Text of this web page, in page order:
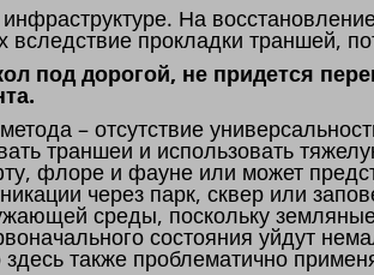
На
прокладки траншей,
под дорогой, не придется
– отсутствие
траншеи и использовать
флоре и фауне или может
через парк, сквер или
среды, поскольку
состояния уйдут
также проблематично